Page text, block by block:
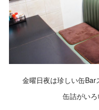
金曜日夜は珍しい缶Bar
缶詰がいろ